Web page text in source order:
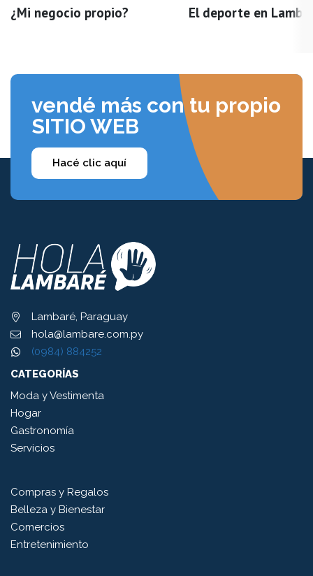
¿Mi negocio propio? El deporte en
vendé más con tu propio
SITIO WEB
Hacé clic aquí
Lambaré, Paraguay
hola@lambare.com.py
(0984) 884252
CATEGORÍAS
Moda y Vestimenta
Hogar
Gastronomía
Servicios
Compras y Regalos
Belleza y Bienestar
Comercios
Entretenimiento